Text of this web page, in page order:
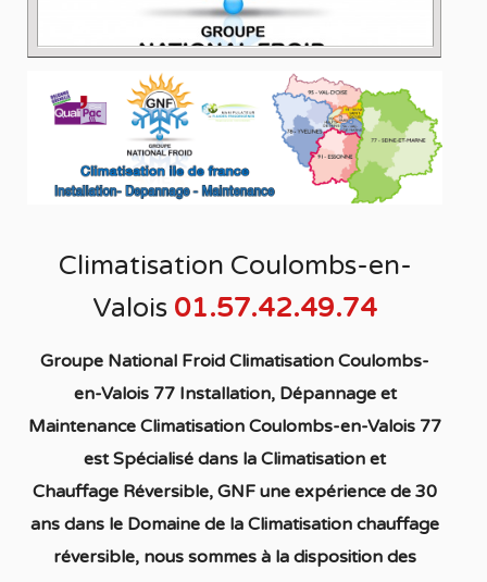
Climatisation Coulombs-en-
Valois 01.57.42.49.74
Groupe National Froid Climatisation Coulombs-
en-Valois 77 Installation, Dépannage et
Maintenance Climatisation Coulombs-en-Valois 77
est Spécialisé dans la Climatisation et
Chauffage Réversible, GNF une expérience de 30
ans dans le Domaine de la Climatisation chauffage
réversible, nous sommes à la disposition des